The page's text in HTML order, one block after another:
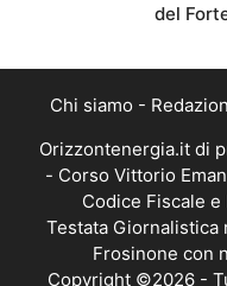
del
Chi siamo -
Orizzontenergia.it di
- Corso Vittorio
Codice Fiscale
Testata
Frosinone con
Copyright ©2026 -